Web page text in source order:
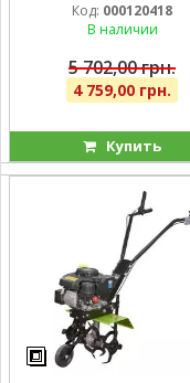
Код: 000120418
В наличии
5 702,00 грн.
4 759,00 грн.
Купить